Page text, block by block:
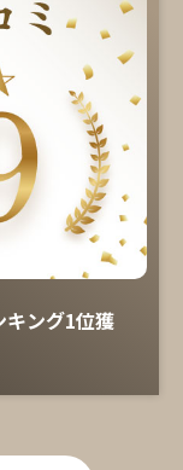
キング1位獲